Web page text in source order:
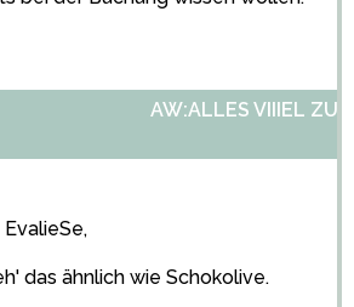
AW:ALLES VIIIEL ZU
das ähnlich wie Schokolive.